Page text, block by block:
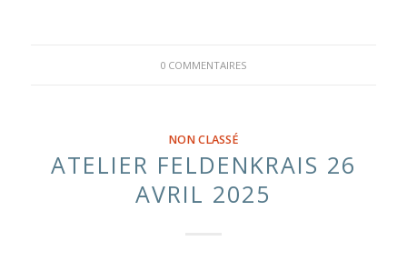
0 COMMENTAIRES
NON CLASSÉ
ATELIER FELDENKRAIS 26
AVRIL 2025